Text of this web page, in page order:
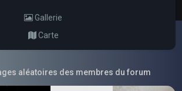
Gallerie
Carte
aléatoires des membres du forum